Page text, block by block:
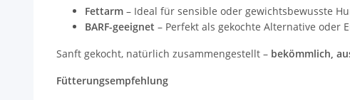
Fettarm – Ideal für sensible oder gewichtsbewusste
BARF-geeignet – Perfekt als gekochte Alternative oder
Sanft gekocht, natürlich zusammengestellt – bekömmlich,
Fütterungsempfehlung